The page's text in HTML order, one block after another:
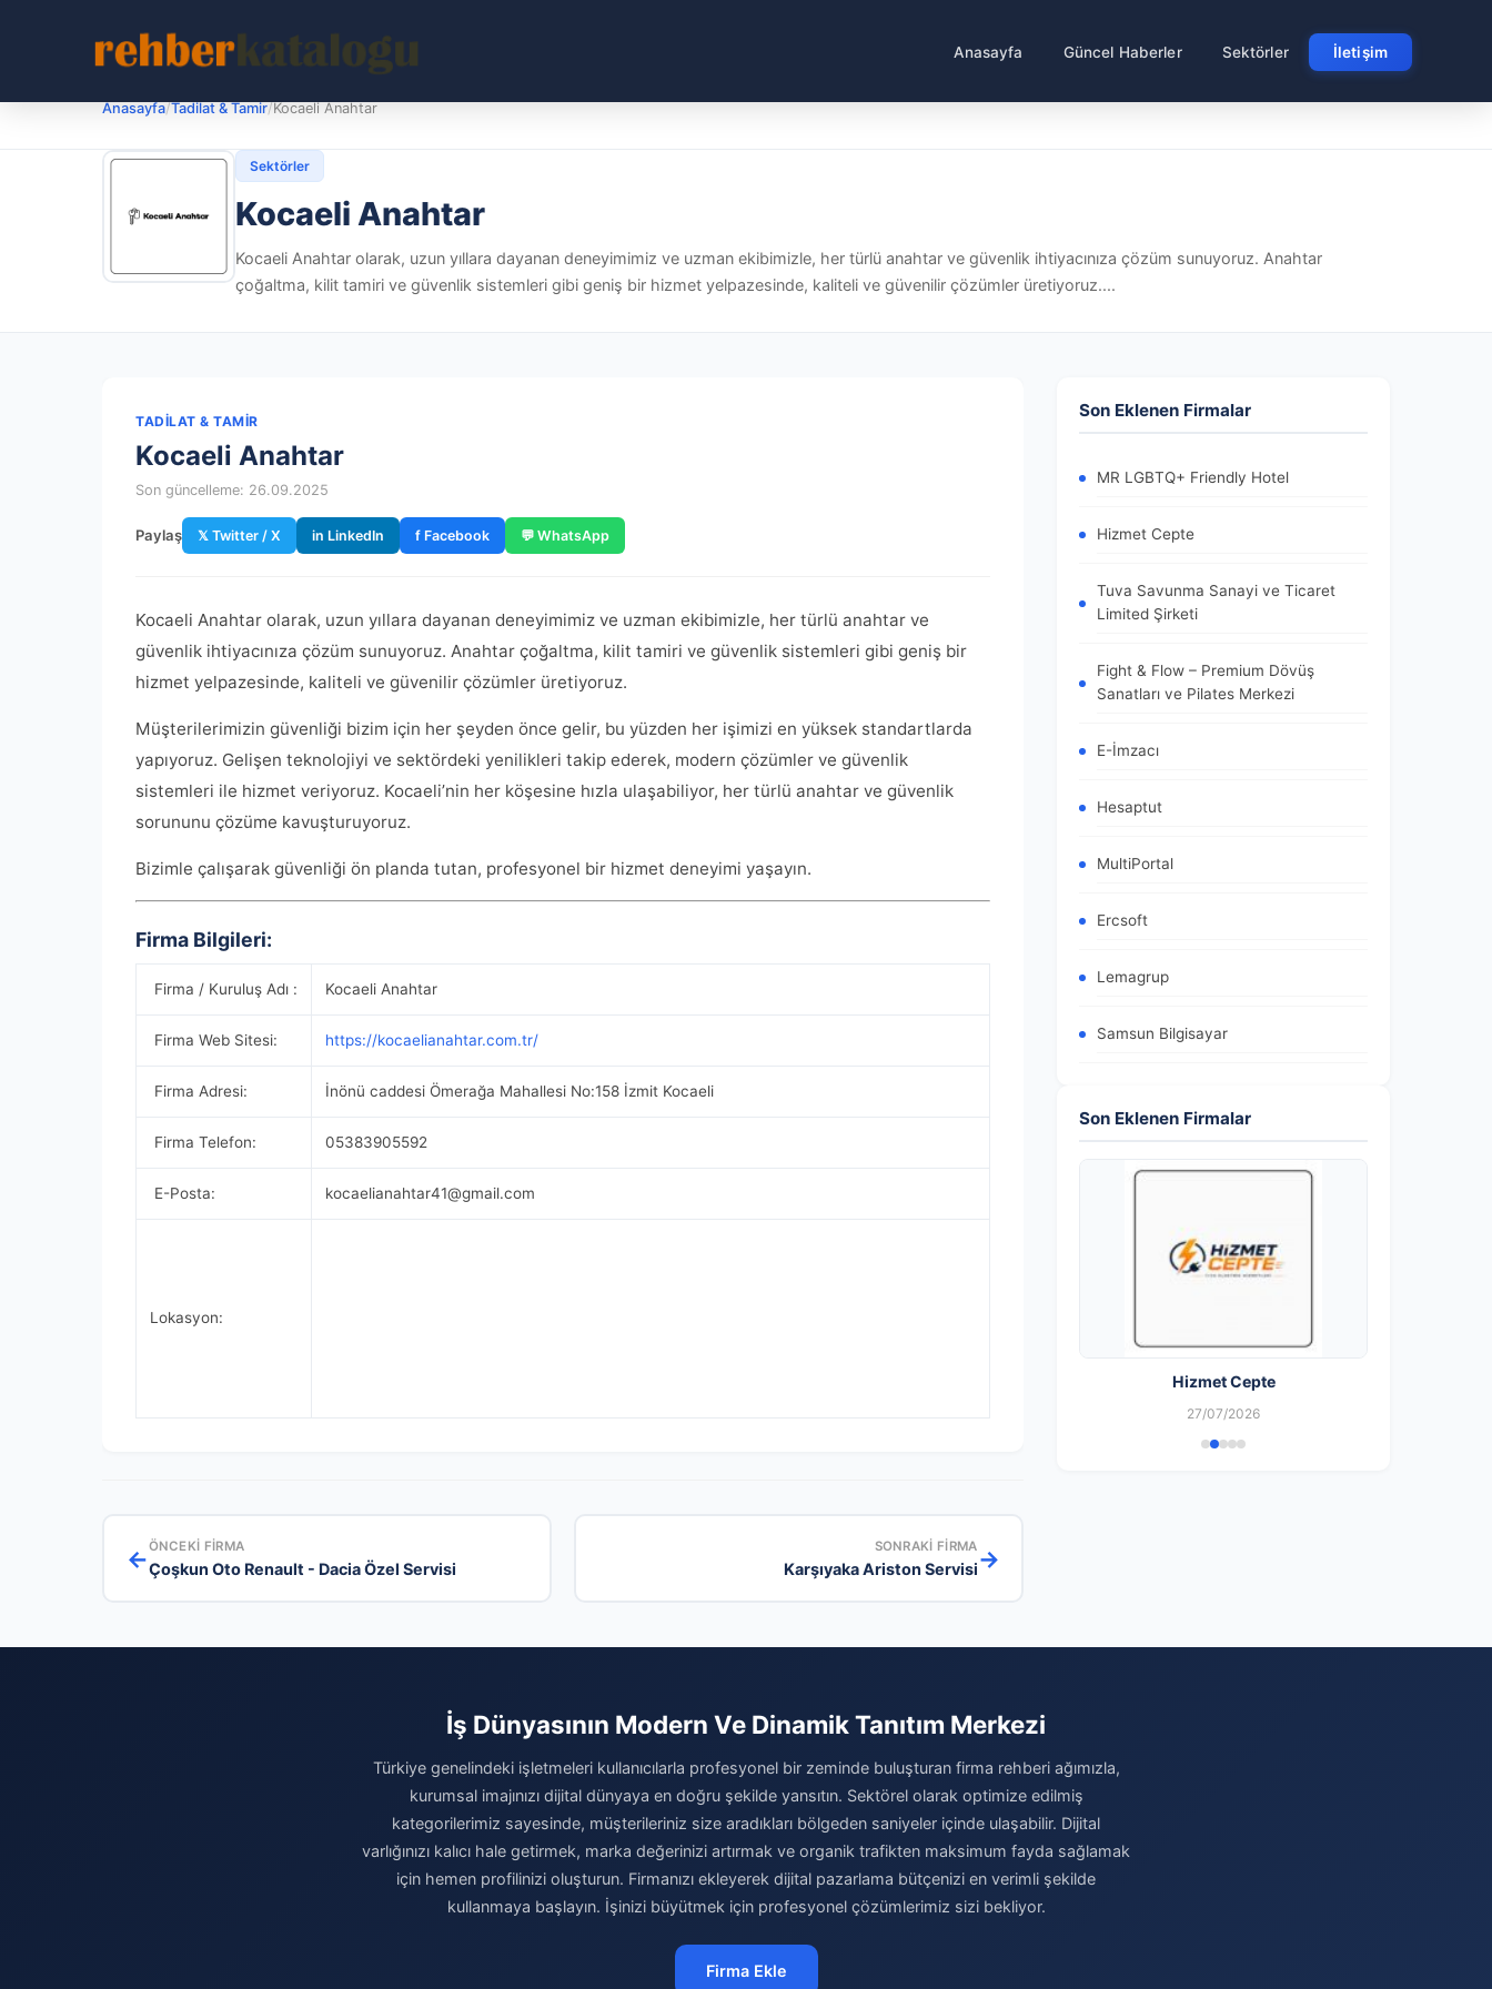
Anasayfa Güncel Haberler Sektörler İletişim
Anasayfa/Tadilat & Tamir/Kocaeli Anahtar
Sektörler
Kocaeli Anahtar
Kocaeli Anahtar olarak, uzun yıllara dayanan deneyimimiz ve uzman ekibimizle, her türlü anahtar ve güvenlik ihtiyacınıza çözüm sunuyoruz. Anahtar
çoğaltma, kilit tamiri ve güvenlik sistemleri gibi geniş bir hizmet yelpazesinde, kaliteli ve güvenilir çözümler üretiyoruz....
TADILAT & TAMIR
Kocaeli Anahtar
Son güncelleme: 26.09.2025
Paylaş 𝕏 Twitter / X in LinkedIn f Facebook 💬 WhatsApp
Kocaeli Anahtar olarak, uzun yıllara dayanan deneyimimiz ve uzman ekibimizle, her türlü anahtar ve
güvenlik ihtiyacınıza çözüm sunuyoruz. Anahtar çoğaltma, kilit tamiri ve güvenlik sistemleri gibi geniş bir
hizmet yelpazesinde, kaliteli ve güvenilir çözümler üretiyoruz.
Müşterilerimizin güvenliği bizim için her şeyden önce gelir, bu yüzden her işimizi en yüksek standartlarda
yapıyoruz. Gelişen teknolojiyi ve sektördeki yenilikleri takip ederek, modern çözümler ve güvenlik
sistemleri ile hizmet veriyoruz. Kocaeli’nin her köşesine hızla ulaşabiliyor, her türlü anahtar ve güvenlik
sorununu çözüme kavuşturuyoruz.
Bizimle çalışarak güvenliği ön planda tutan, profesyonel bir hizmet deneyimi yaşayın.
Firma Bilgileri:
Firma / Kuruluş Adı : Kocaeli Anahtar
Firma Web Sitesi: https://kocaelianahtar.com.tr/
Firma Adresi: İnönü caddesi Ömerağa Mahallesi No:158 İzmit Kocaeli
Firma Telefon: ‪05383905592
E-Posta: kocaelianahtar41@gmail.com
Lokasyon:
←ÖNCEKI FIRMA
Çoşkun Oto Renault - Dacia Özel Servisi
SONRAKI FIRMA
Karşıyaka Ariston Servisi→
Son Eklenen Firmalar
MR LGBTQ+ Friendly Hotel
Hizmet Cepte
Tuva Savunma Sanayi ve Ticaret
Limited Şirketi
Fight & Flow – Premium Dövüş
Sanatları ve Pilates Merkezi
E-İmzacı
Hesaptut
MultiPortal
Ercsoft
Lemagrup
Samsun Bilgisayar
Son Eklenen Firmalar
Hizmet Cepte
27/07/2026
İş Dünyasının Modern Ve Dinamik Tanıtım Merkezi
Türkiye genelindeki işletmeleri kullanıcılarla profesyonel bir zeminde buluşturan firma rehberi ağımızla,
kurumsal imajınızı dijital dünyaya en doğru şekilde yansıtın. Sektörel olarak optimize edilmiş
kategorilerimiz sayesinde, müşterileriniz size aradıkları bölgeden saniyeler içinde ulaşabilir. Dijital
varlığınızı kalıcı hale getirmek, marka değerinizi artırmak ve organik trafikten maksimum fayda sağlamak
için hemen profilinizi oluşturun. Firmanızı ekleyerek dijital pazarlama bütçenizi en verimli şekilde
kullanmaya başlayın. İşinizi büyütmek için profesyonel çözümlerimiz sizi bekliyor.
Firma Ekle